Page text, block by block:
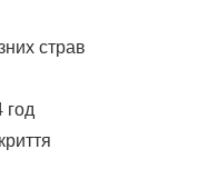
страв
год